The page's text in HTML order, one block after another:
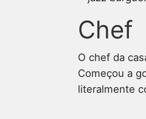
Chef
O chef da
Começou a
literalmente